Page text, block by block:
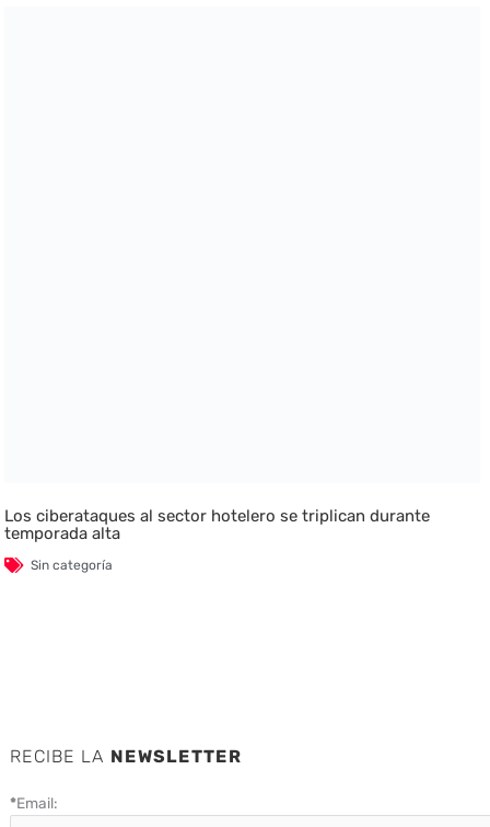
Los ciberataques al sector hotelero se triplican durante
temporada alta
Sin categoría
RECIBE LA NEWSLETTER
*Email: